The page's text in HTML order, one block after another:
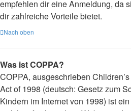
empfehlen dir eine Anmeldung, da
dir zahlreiche Vorteile bietet.
Nach oben
Was ist COPPA?
COPPA, ausgeschrieben
Act of 1998 (deutsch: Gesetz zum
Kindern im Internet von 1998) ist